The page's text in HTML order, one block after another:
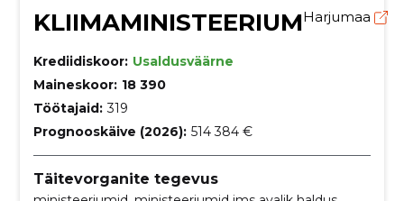
KLIIMAMINISTEERIUMHarjumaa
Krediidiskoor: Usaldusväärne
Maineskoor: 18 390
Töötajaid: 319
Prognooskäive (2026): 514 384 €
Täitevorganite tegevus